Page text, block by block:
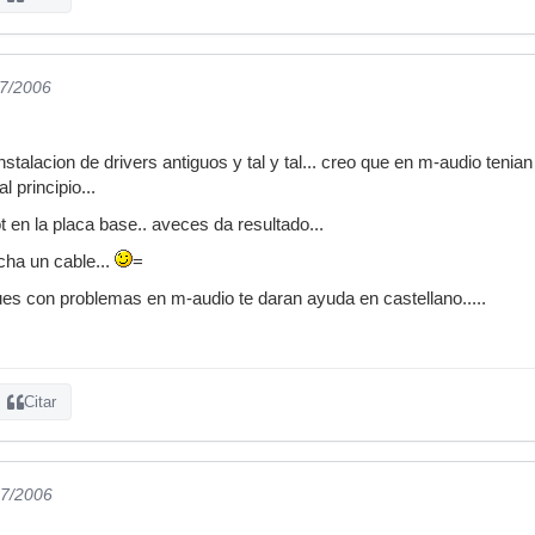
2006
de drivers antiguos y tal y tal... creo que en m-audio
principio...
en la placa base.. aveces da resultado...
un cable...
=
con problemas en m-audio te daran ayuda en castellano.....
Citar
2006